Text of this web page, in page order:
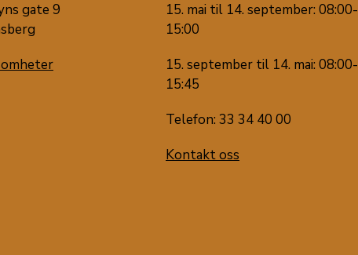
gate 9
15. mai til 14. september: 08:00-
15:00
15. september til 14. mai: 08:00-
15:45
Telefon: 33 34 40 00
Kontakt oss